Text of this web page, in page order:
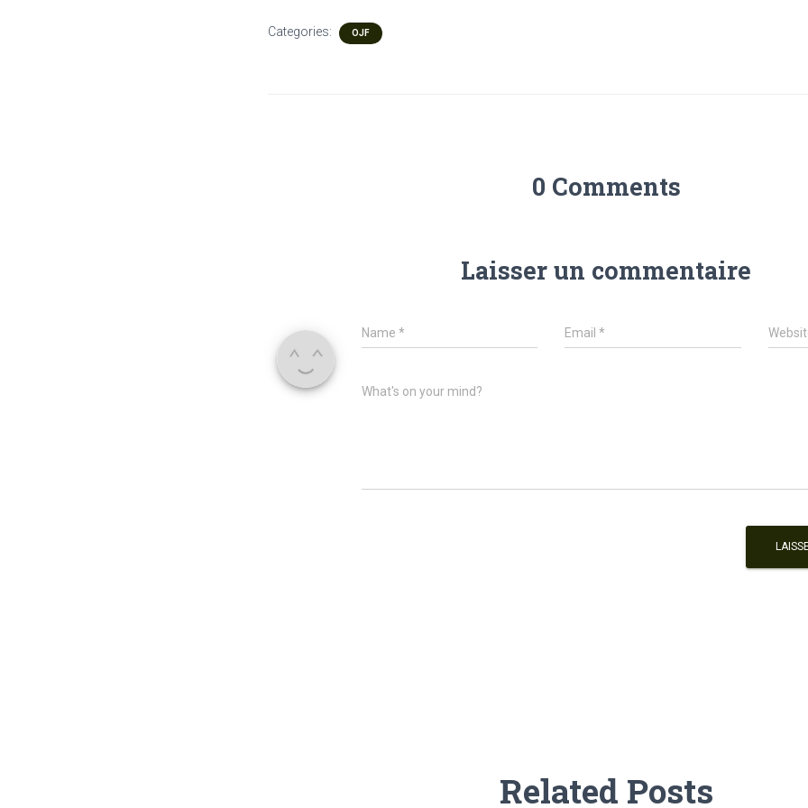
Categories: OJF
0 Comments
Laisser un commentaire
Name * Email*
What's on your mind?
Related Posts